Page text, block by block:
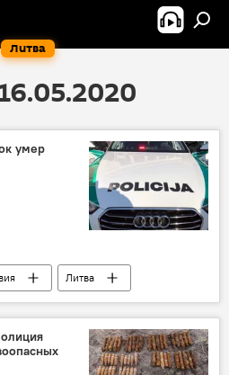
Литва
умер
Литва